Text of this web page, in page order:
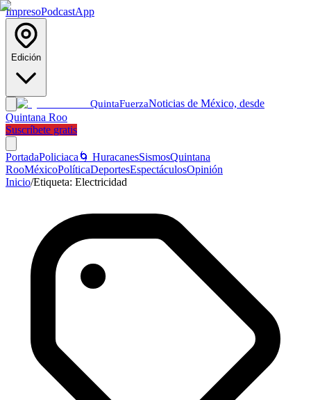
ImpresoPodcastApp
Edición
QuintaFuerzaNoticias de México, desde
Quintana Roo
Suscríbete gratis
PortadaPoliciaca 🌀 HuracanesSismosQuintana
RooMéxicoPolíticaDeportesEspectáculosOpinión
Inicio/Etiqueta: Electricidad